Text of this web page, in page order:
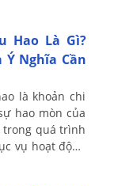
Ý Nghĩa Cần
là khoản chi
hao mòn của
quá trình
vụ hoạt động